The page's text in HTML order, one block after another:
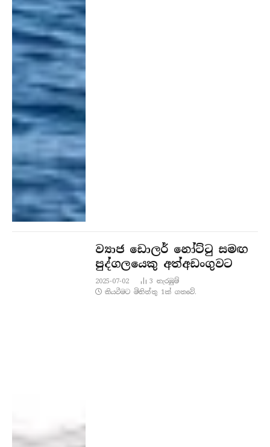
ව්‍යාජ ඩොලර් නෝට්ටු සමඟ
පුද්ගලයෙකු අත්අඩංගුවට
2025-07-02 3නැරඹු​ම්
කියවීමට මිනිත්තු 1ක් ගතවේ.